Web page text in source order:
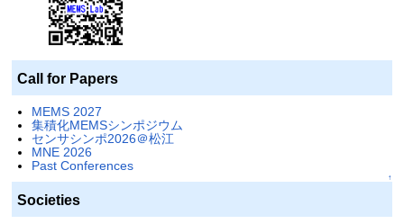
Call for Papers
MEMS 2027
集積化MEMSシンポジウム
センサシンポ2026＠松江
MNE 2026
Past Conferences
↑
Societies